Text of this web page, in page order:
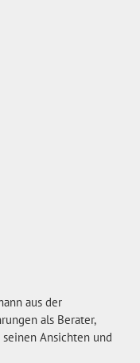
aus der
als Berater,
Ansichten und